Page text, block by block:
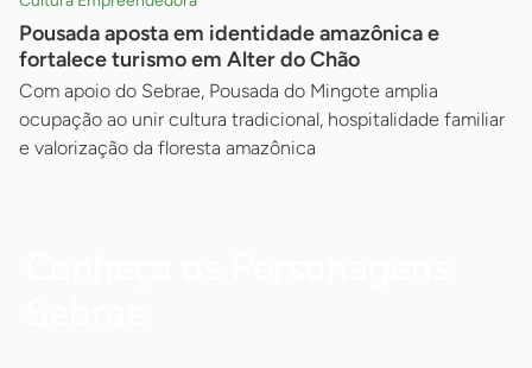
Pousada aposta em identidade amazônica e
fortalece turismo em Alter do Chão
Com apoio do Sebrae, Pousada do Mingote amplia
ocupação ao unir cultura tradicional, hospitalidade familiar
e valorização da floresta amazônica